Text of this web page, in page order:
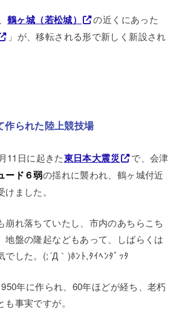
鶴ヶ城（若松城）
の近くにあった
」が、移転される形で新しく新設され
作られた陸上競技場
11日に起きた東日本大震災
で、会津
ード６弱の揺れに襲われ、鶴ヶ城付近
ました。
崩れ落ちていたし、市内のあちらこち
地盤の隆起などもあって、しばらくは
でした。(;´Д｀)ﾎﾝﾄ,ﾀｲﾍﾝﾀﾞｯﾀ
年に作られ、60年ほどが経ち、老朽
事実ですが。